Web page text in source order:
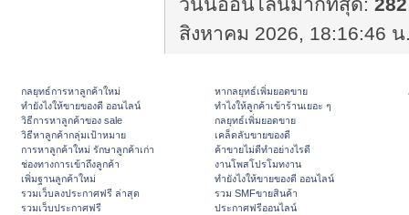
วันนี้ออนไลน์มากที่สุด:282
สิงหาคม 2026, 18:16:46 น
กลยุทธ์การหาลูกค้าใหม่
ทํายังไงให้ขายของดี ออนไลน์
วิธีการหาลูกค้าของ sale
วิธีหาลูกค้ากลุ่มเป้าหมาย
การหาลูกค้าใหม่ รักษาลูกค้าเก่า
ช่องทางการเข้าถึงลูกค้า
เพิ่มฐานลูกค้าใหม่
รวมเว็บลงประกาศฟรี ล่าสุด
รวมเว็บประกาศฟรี
หากลยุทธ์เพิ่มยอดขาย
ทําไงให้ลูกค้าเข้าร้านเยอะ ๆ
กลยุทธ์เพิ่มยอดขาย
เคล็ดลับขายของดี
ค้าขายไม่ดีทำอย่างไรดี
งานโพสโปรโมทงาน
ทํายังไงให้ขายของดี ออนไลน์
รวม SMFขายสินค้า
ประกาศฟรีออนไลน์